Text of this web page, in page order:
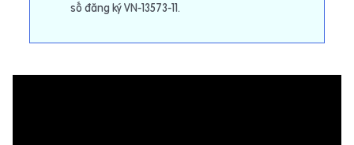
số đăng ký VN-13573-11.